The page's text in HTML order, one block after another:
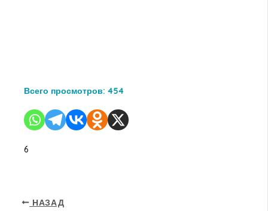
Всего просмотров: 454
6
НАЗАД